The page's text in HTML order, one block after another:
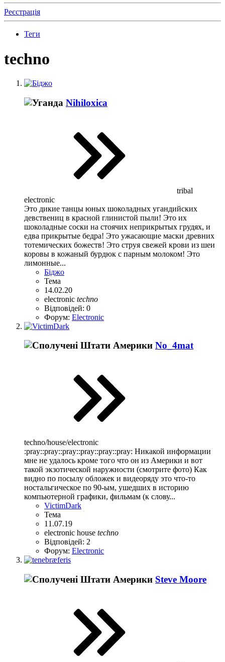
Реєстрація
Теги
techno
Nihiloxica
tribal
electronic
Это дикие танцы юных шоколадных угандийских
девствениц в красной глинистой пыли! Это их
шоколадные соски на стоячих неприкрытых грудях, и
едва прикрытые бедра! Это ужасающие маски древних
тотемических божеств! Это струя свежей крови из шеи
коровы в кожаный бурдюк с парным молоком! Это
лимонные...
Біджо
Тема
14.02.20
electronic techno
Відповідей: 0
Форум: Electronic
No_4mat
techno/house/electronic
:pray::pray::pray::pray::pray::pray: Никакой информации
мне не удалось кроме того что он из Америки и вот
такой экзотической наружности (смотрите фото) Как
видно по посылу обложек и видеоряду это что-то
ностальгическое по 90-ым, ушедших в историю
компьютерной графики, фильмам (к слову...
VictimDark
Тема
11.07.19
electronic house techno
Відповідей: 2
Форум: Electronic
Steve Moore